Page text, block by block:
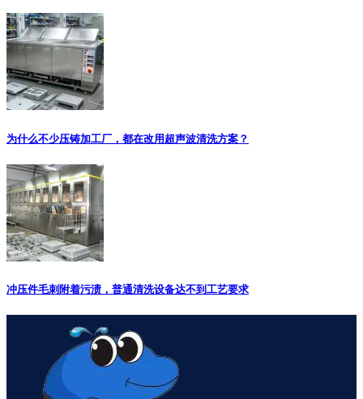
为什么不少压铸加工厂，都在改用超声波清洗方案？
冲压件毛刺附着污渍，普通清洗设备达不到工艺要求